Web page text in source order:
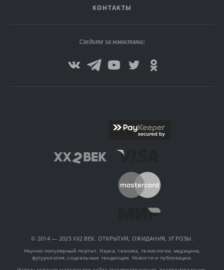
КОНТАКТЫ
Следите за новостями:
© 2014 — 2025 XX2 ВЕК. ОТКРЫТИЯ, ОЖИДАНИЯ, УГРОЗЫ.
Научно-популярный портал. Наука, техника, технологии, медицина,
футурология, социальные тенденции. Новости и публикации.